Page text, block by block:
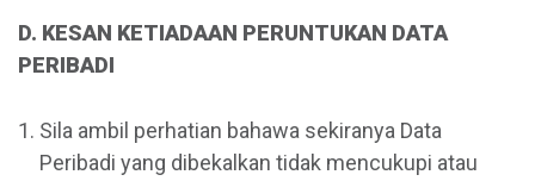
D. KESAN KETIADAAN PERUNTUKAN DATA
PERIBADI
Sila ambil perhatian bahawa sekiranya Data
Peribadi yang dibekalkan tidak mencukupi atau